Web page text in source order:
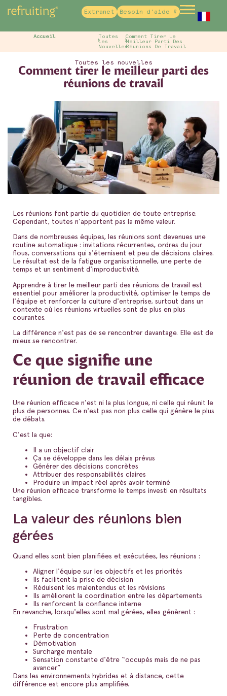
Extranet Besoin d'aide ?
Accueil
Toutes
Les
Nouvelles
Comment Tirer Le
Meilleur Parti Des
Réunions De Travail
Toutes les nouvelles
Comment tirer le meilleur parti des
réunions de travail
Les réunions font partie du quotidien de toute entreprise.
Cependant, toutes n'apportent pas la même valeur.
Dans de nombreuses équipes, les réunions sont devenues une
routine automatique : invitations récurrentes, ordres du jour
flous, conversations qui s'éternisent et peu de décisions claires.
Le résultat est de la fatigue organisationnelle, une perte de
temps et un sentiment d'improductivité.
Apprendre à tirer le meilleur parti des réunions de travail est
essentiel pour améliorer la productivité, optimiser le temps de
l'équipe et renforcer la culture d'entreprise, surtout dans un
contexte où les réunions virtuelles sont de plus en plus
courantes.
La différence n'est pas de se rencontrer davantage. Elle est de
mieux se rencontrer.
Ce que signifie une
réunion de travail efficace
Une réunion efficace n'est ni la plus longue, ni celle qui réunit le
plus de personnes. Ce n'est pas non plus celle qui génère le plus
de débats.
C'est la que:
Il a un objectif clair
Ça se développe dans les délais prévus
Générer des décisions concrètes
Attribuer des responsabilités claires
Produire un impact réel après avoir terminé
Une réunion efficace transforme le temps investi en résultats
tangibles.
La valeur des réunions bien
gérées
Quand elles sont bien planifiées et exécutées, les réunions :
Aligner l'équipe sur les objectifs et les priorités
Ils facilitent la prise de décision
Réduisent les malentendus et les révisions
Ils améliorent la coordination entre les départements
Ils renforcent la confiance interne
En revanche, lorsqu'elles sont mal gérées, elles génèrent :
Frustration
Perte de concentration
Démotivation
Surcharge mentale
Sensation constante d'être “occupés mais de ne pas
avancer”
Dans les environnements hybrides et à distance, cette
différence est encore plus amplifiée.